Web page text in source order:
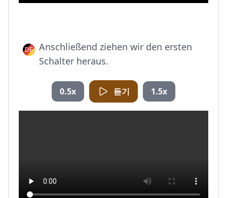
Anschließend ziehen wir den ersten
Schalter heraus.
0.5x 듣기 1.5x